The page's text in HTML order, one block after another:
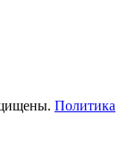
Политика